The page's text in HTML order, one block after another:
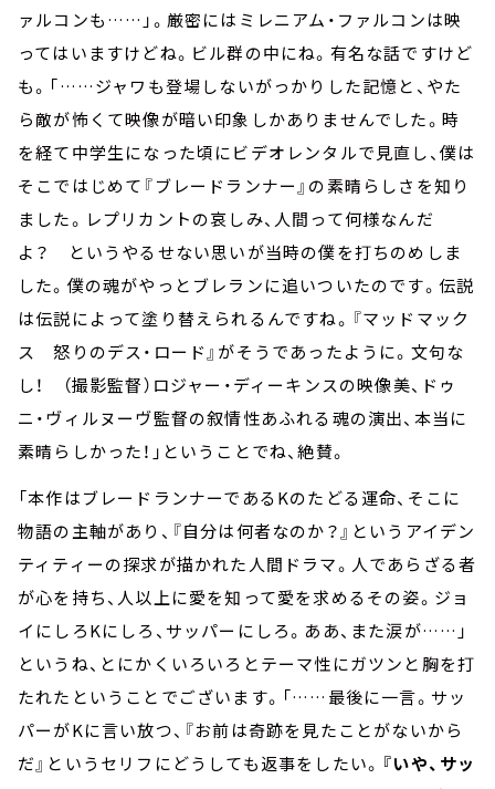
ァルコンも……」。厳密にはミレニアム・ファルコンは映
ってはいますけどね。ビル群の中にね。有名な話ですけど
も。「……ジャワも登場しないがっかりした記憶と、やた
ら敵が怖くて映像が暗い印象しかありませんでした。時
を経て中学生になった頃にビデオレンタルで見直し、僕は
そこではじめて『ブレードランナー』の素晴らしさを知り
ました。レプリカントの哀しみ、人間って何様なんだ
よ？ というやるせない思いが当時の僕を打ちのめしま
した。僕の魂がやっとブレランに追いついたのです。伝説
は伝説によって塗り替えられるんですね。『マッドマック
ス 怒りのデス・ロード』がそうであったように。文句な
し！ （撮影監督）ロジャー・ディーキンスの映像美、ドゥ
ニ・ヴィルヌーヴ監督の叙情性あふれる魂の演出、本当に
素晴らしかった！」ということでね、絶賛。
「本作はブレードランナーであるKのたどる運命、そこに
物語の主軸があり、『自分は何者なのか？』というアイデン
ティティーの探求が描かれた人間ドラマ。人であらざる者
が心を持ち、人以上に愛を知って愛を求めるその姿。ジョ
イにしろKにしろ、サッパーにしろ。ああ、また涙が……」
というね、とにかくいろいろとテーマ性にガツンと胸を打
たれたということでございます。「……最後に一言。サッ
パーがKに言い放つ、『お前は奇跡を見たことがないから
だ』というセリフにどうしても返事をしたい。 『いや、サッ